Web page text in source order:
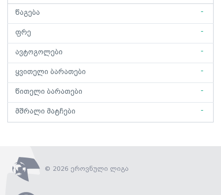
წაგება -
ფრე -
ავტოგოლები -
ყვითელი ბარათები -
წითელი ბარათები -
მშრალი მატჩები -
© 2026 ეროვნული ლიგა